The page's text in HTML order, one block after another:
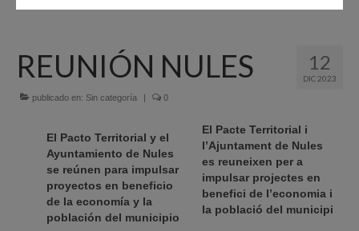
Quiénes Somos
Programación
Proyectos finalizados
Comunicación
Sede Electrónica
12
DIC 2023
REUNIÓN NULES
publicado en: Sin categoría | 0
El Pacto Territorial y el
Ayuntamiento de Nules
se reúnen para impulsar
proyectos en beneficio
de la economía y la
población del municipio
El Pacte Territorial i
l’Ajuntament de Nules
es reuneixen per a
impulsar projectes en
benefici de l’economia i
la població del municipi